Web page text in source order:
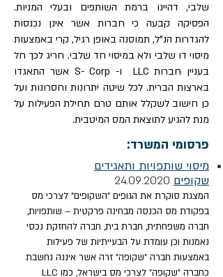
שלבי, דהיינו ברמת השותפים ובעלי המניות.
הפסיקה קבעה כי חברות אשר אינן נכנסות
להגדרות הנ"ל, תמוסנה באופן רגיל, קרי באמצעות
מיסוי דו שלבי ולא במיסוי חד שלבי. חריג לכך חל
בעניין חברות LLC ו- S- Corp אשר התאגדו
בארצות הברית. לכל שיטה יתרונות וחסרונות ועל
כן חישוב לשקלל אותם טרם תחילת הפעילות על
מנת להגיע לתוצאת המס המיטבית.
פרסומי המשרד:
מיסוי שותפויות ותאגידים
שקופים 24.09.2020
המצגת סוקרת את הגופים "השקופים" לצרכי מס
בפקודת מס הכנסה מבחינה פרקטית – שותפויות,
חברה משפחתית, חברת בית, חברה להחזקת נכסי
נאמנות וכן עומדת על הבעייתיות של פעילות
באמצעות חברה "שקופה" זרה אשר איננה נחשבת
כחברה "שקופה" לצרכי מס בישראל, כמו LLC